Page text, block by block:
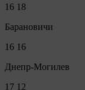
16 18
Барановичи
16 16
Днепр-Могилев
17 12